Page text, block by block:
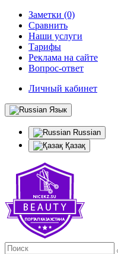
Заметки (0)
Сравнить
Наши услуги
Тарифы
Реклама на сайте
Вопрос-ответ
Личный кабинет
Язык
Russian
Қазақ